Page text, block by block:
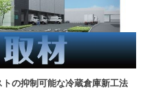
トの抑制可能な冷蔵倉庫新工法